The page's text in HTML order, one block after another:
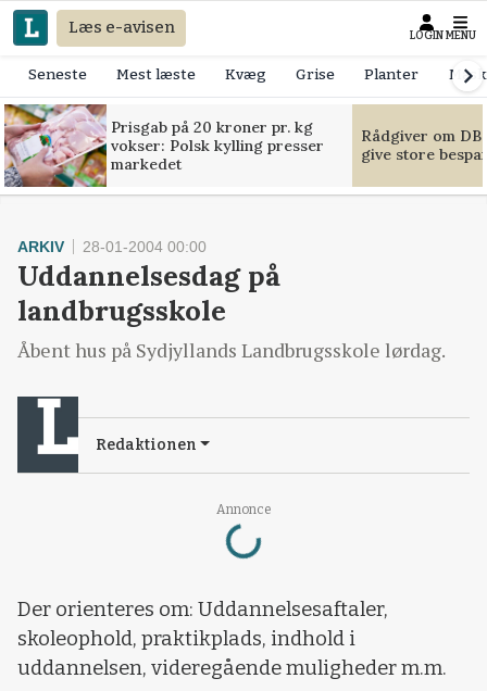
Læs e-avisen LOGIN MENU
Seneste Mest læste Kvæg Grise Planter
Prisgab på 20 kroner pr. kg
vokser: Polsk kylling presser
markedet
Rådgiver om
give store
Annonce
Loading...
ARKIV 28-01-2004 00:00
Uddannelsesdag på
landbrugsskole
Åbent hus på Sydjyllands Landbrugsskole lørdag.
Redaktionen
Der orienteres om: Uddannelsesaftaler,
skoleophold, praktikplads, indhold i
uddannelsen, videregående muligheder m.m.